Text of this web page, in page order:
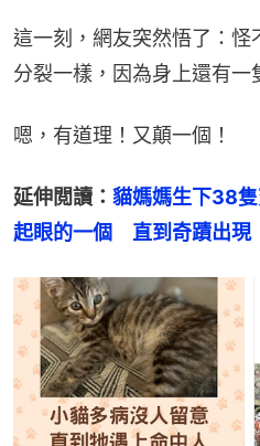
這一刻，網友突然悟了：
分裂一樣，因為身上還有一
嗯，有道理！又顛一個！
延伸閲讀： 貓媽媽生下38
起眼的一個　直到奇蹟出現